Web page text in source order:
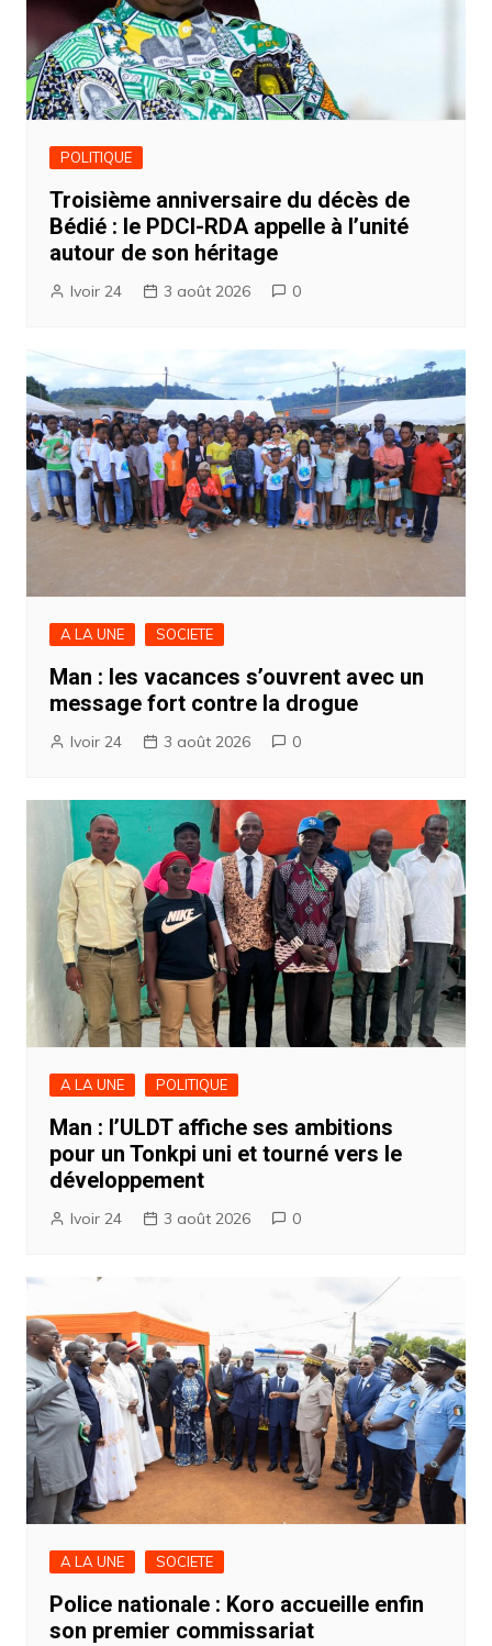
POLITIQUE
Troisième anniversaire du décès de
Bédié : le PDCI-RDA appelle à l’unité
autour de son héritage
Ivoir 24 3 août 2026 0
A LA UNE SOCIETE
Man : les vacances s’ouvrent avec un
message fort contre la drogue
Ivoir 24 3 août 2026 0
A LA UNE POLITIQUE
Man : l’ULDT affiche ses ambitions
pour un Tonkpi uni et tourné vers le
développement
Ivoir 24 3 août 2026 0
A LA UNE SOCIETE
Police nationale : Koro accueille enfin
son premier commissariat